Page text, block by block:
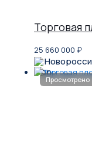
Торговая
25 660 000 ₽